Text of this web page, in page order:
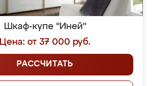
Шкаф-купе "Иней"
Цена: от 37 000 руб.
РАССЧИТАТЬ